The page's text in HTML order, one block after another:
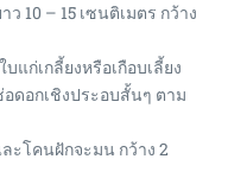
– 15 เซนติเมตร กว้าง
แก่เกลี้ยงหรือเกือบเลี้ยง
อกเชิงประอบสั้นๆ ตาม
โคนฝักจะมน กว้าง 2